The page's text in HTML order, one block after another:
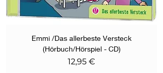
Emmi /Das allerbeste Versteck
(Hörbuch/Hörspiel - CD)
Preis
12,95 €